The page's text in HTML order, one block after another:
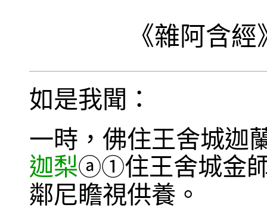
《雜阿含經
如是我聞：
一時，佛住王舍城迦
迦梨ⓐ①住王舍城金
鄰尼瞻視供養。